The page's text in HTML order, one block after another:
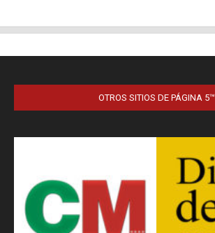
OTROS SITIOS DE PÁGINA 5™